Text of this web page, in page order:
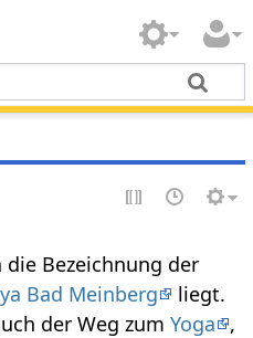
Bezeichnung der
Bad Meinberg
liegt.
der Weg zumYoga
,